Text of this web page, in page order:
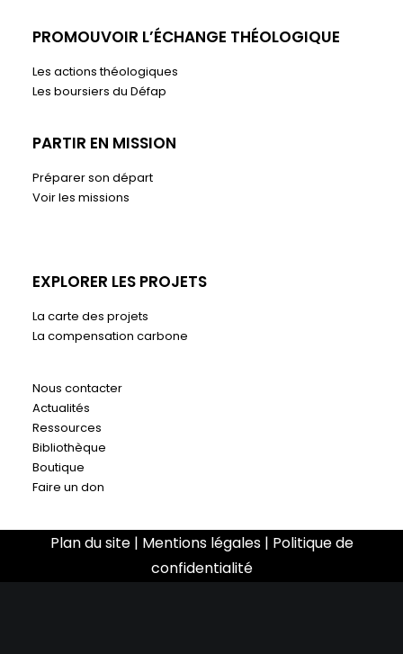
PROMOUVOIR L’ÉCHANGE THÉOLOGIQUE
Les actions théologiques
Les boursiers du Défap
PARTIR EN MISSION
Préparer son départ
Voir les missions
EXPLORER LES PROJETS
La carte des projets
La compensation carbone
Nous contacter
Actualités
Ressources
Bibliothèque
Boutique
Faire un don
Plan du site| Mentions légales| Politique de
confidentialité